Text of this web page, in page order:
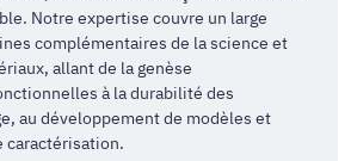
Notre expertise couvre un large
complémentaires de la science et
allant de la genèse
à la durabilité des
au développement de modèles et
caractérisation.